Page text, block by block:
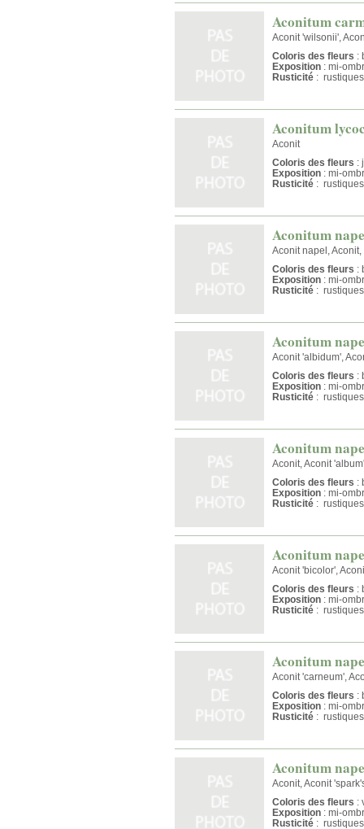
Aconitum
Aconit 'wilsonii',
Coloris des fleurs :
Exposition : mi-
Rusticité :
Aconitum
Aconit
Coloris des fleurs :
Exposition : mi-
Rusticité :
Aconitum
Aconit napel,
Coloris des fleurs :
Exposition : mi-
Rusticité :
Aconitum
Aconit 'albidum',
Coloris des fleurs :
Exposition : mi-
Rusticité :
Aconitum
Aconit, Aconit 'album'
Coloris des fleurs :
Exposition : mi-
Rusticité :
Aconitum
Aconit 'bicolor',
Coloris des fleurs :
Exposition : mi-
Rusticité :
Aconitum
Aconit 'carneum',
Coloris des fleurs :
Exposition : mi-
Rusticité :
Aconitum
Aconit, Aconit
Coloris des fleurs :
Exposition : mi-
Rusticité :